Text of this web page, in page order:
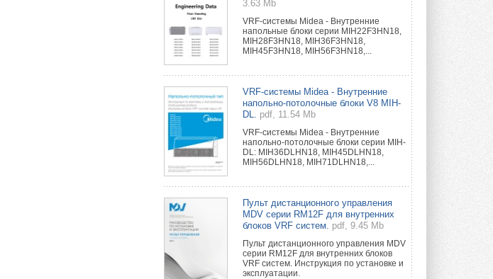
3.63 Mb
VRF-системы Midea - Внутренние
напольные блоки серии MIH22F3HN18,
MIH28F3HN18, MIH36F3HN18,
MIH45F3HN18, MIH56F3HN18,...
VRF-системы Midea - Внутренние
напольно-потолочные блоки V8 MIH-
DL.
pdf, 11.54 Mb
VRF-системы Midea - Внутренние
напольно-потолочные блоки серии MIH-
DL: MIH36DLHN18, MIH45DLHN18,
MIH56DLHN18, MIH71DLHN18,...
Пульт дистанционного управления
MDV серии RM12F для внутренних
блоков VRF систем.
pdf, 9.45 Mb
Пульт дистанционного управления MDV
серии RM12F для внутренних блоков
VRF систем. Инструкция по установке и
эксплуатации.